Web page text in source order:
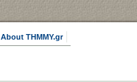
About THMMY.gr